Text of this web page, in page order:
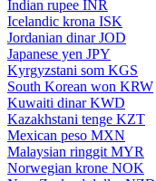
Indian rupee INR
Icelandic krona ISK
Jordanian dinar JOD
Japanese yen JPY
Kyrgyzstani som KGS
South Korean won KRW
Kuwaiti dinar KWD
Kazakhstani tenge KZT
Mexican peso MXN
Malaysian ringgit MYR
Norwegian krone NOK